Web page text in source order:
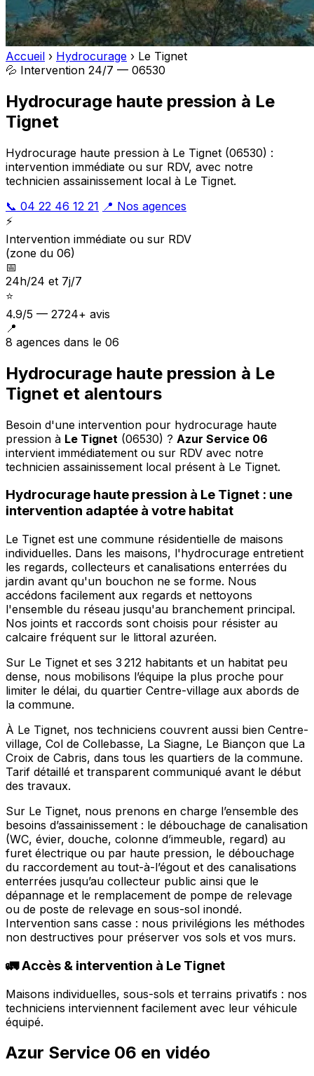
Accueil › Hydrocurage › Le Tignet
💦 Intervention 24/7 — 06530
Hydrocurage haute pression à Le
Tignet
Hydrocurage haute pression à Le Tignet (06530) :
intervention immédiate ou sur RDV, avec notre
technicien assainissement local à Le Tignet.
📞 04 22 46 12 21 📍 Nos agences
⚡
Intervention immédiate ou sur RDV
(zone du 06)
📅
24h/24 et 7j/7
⭐
4.9/5 — 2724+ avis
📍
8 agences dans le 06
Hydrocurage haute pression à Le
Tignet et alentours
Besoin d'une intervention pour hydrocurage haute
pression à Le Tignet (06530) ? Azur Service 06
intervient immédiatement ou sur RDV avec notre
technicien assainissement local présent à Le Tignet.
Hydrocurage haute pression à Le Tignet : une
intervention adaptée à votre habitat
Le Tignet est une commune résidentielle de maisons
individuelles. Dans les maisons, l'hydrocurage entretient
les regards, collecteurs et canalisations enterrées du
jardin avant qu'un bouchon ne se forme. Nous
accédons facilement aux regards et nettoyons
l'ensemble du réseau jusqu'au branchement principal.
Nos joints et raccords sont choisis pour résister au
calcaire fréquent sur le littoral azuréen.
Sur Le Tignet et ses 3 212 habitants et un habitat peu
dense, nous mobilisons l’équipe la plus proche pour
limiter le délai, du quartier Centre-village aux abords de
la commune.
À Le Tignet, nos techniciens couvrent aussi bien Centre-
village, Col de Collebasse, La Siagne, Le Biançon que La
Croix de Cabris, dans tous les quartiers de la commune.
Tarif détaillé et transparent communiqué avant le début
des travaux.
Sur Le Tignet, nous prenons en charge l’ensemble des
besoins d’assainissement : le débouchage de canalisation
(WC, évier, douche, colonne d’immeuble, regard) au
furet électrique ou par haute pression, le débouchage
du raccordement au tout-à-l’égout et des canalisations
enterrées jusqu’au collecteur public ainsi que le
dépannage et le remplacement de pompe de relevage
ou de poste de relevage en sous-sol inondé.
Intervention sans casse : nous privilégions les méthodes
non destructives pour préserver vos sols et vos murs.
🚛 Accès & intervention à Le Tignet
Maisons individuelles, sous-sols et terrains privatifs : nos
techniciens interviennent facilement avec leur véhicule
équipé.
Azur Service 06 en vidéo